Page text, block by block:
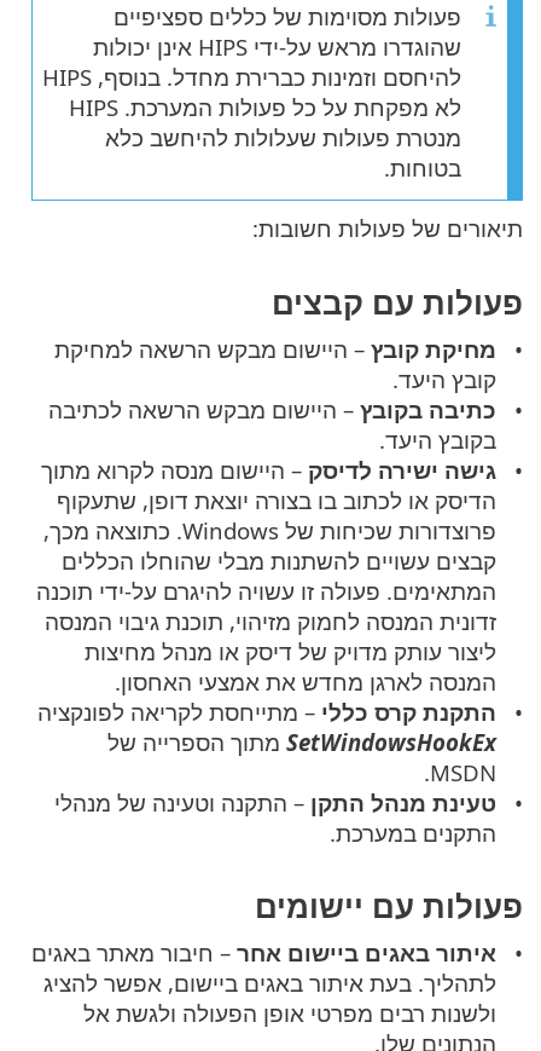
פעולות מסוימות של כללים ספציפיים
שהוגדרו מראש על-ידי HIPS אינן יכולות
להיחסם וזמינות כברירת מחדל. בנוסף, HIPS
לא מפקחת על כל פעולות המערכת. HIPS
מנטרת פעולות שעלולות להיחשב כלא
בטוחות.
תיאורים של פעולות חשובות:
פעולות עם קבצים
מחיקת קובץ – היישום מבקש הרשאה למחיקת
קובץ היעד.
כתיבה בקובץ – היישום מבקש הרשאה לכתיבה
בקובץ היעד.
גישה ישירה לדיסק – היישום מנסה לקרוא מתוך
הדיסק או לכתוב בו בצורה יוצאת דופן, שתעקוף
פרוצדורות שכיחות של Windows. כתוצאה מכך,
קבצים עשויים להשתנות מבלי שהוחלו הכללים
המתאימים. פעולה זו עשויה להיגרם על-ידי תוכנה
זדונית המנסה לחמוק מזיהוי, תוכנת גיבוי המנסה
ליצור עותק מדויק של דיסק או מנהל מחיצות
המנסה לארגן מחדש את אמצעי האחסון.
התקנת קרס כללי – מתייחסת לקריאה לפונקציה
SetWindowsHookEx מתוך הספרייה של
MSDN.
טעינת מנהל התקן– התקנה וטעינה של מנהלי
התקנים במערכת.
פעולות עם יישומים
איתור באגים ביישום אחר – חיבור מאתר באגים
לתהליך. בעת איתור באגים ביישום, אפשר להציג
ולשנות רבים מפרטי אופן הפעולה ולגשת אל
הנתונים שלו.